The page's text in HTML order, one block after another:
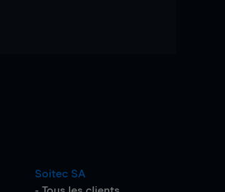
Soitec SA